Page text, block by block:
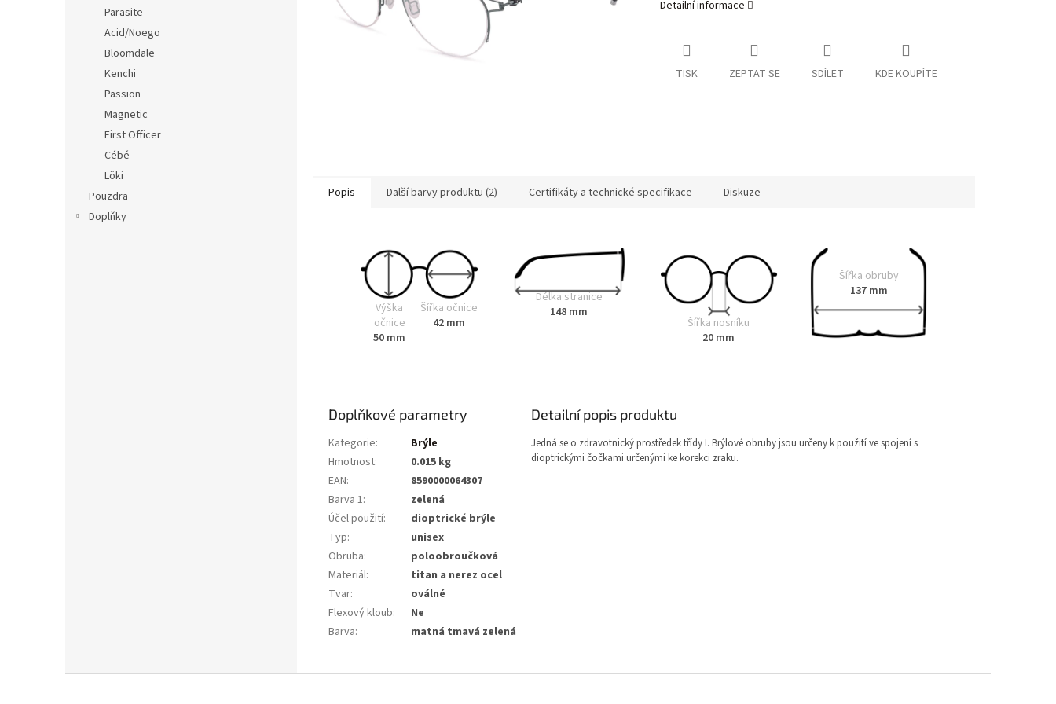
Parasite
Acid/Noego
Bloomdale
Kenchi
Passion
Magnetic
First Officer
Cébé
Löki
Pouzdra
Doplňky
Detailní informace
TISK ZEPTAT SE SDÍLET KDE KOUPÍTE
Popis Další barvy produktu (2) Certifikáty a technické specifikace Diskuze
Výška
očnice
50 mm
Šířka očnice
42 mm
Délka stranice
148 mm
Šířka nosníku
20 mm
Šířka obruby
137 mm
Doplňkové parametry
Kategorie:
Brýle
Hmotnost:
0.015 kg
EAN:
8590000064307
Barva 1:
zelená
Účel použití:
dioptrické brýle
Typ:
unisex
Obruba:
poloobroučková
Materiál:
titan a nerez ocel
Tvar:
oválné
Flexový kloub:
Ne
Barva: matná tmavá zelená
Detailní popis produktu
Jedná se o zdravotnický prostředek třídy I. Brýlové obruby jsou určeny k použití ve spojení s
dioptrickými čočkami určenými ke korekci zraku.